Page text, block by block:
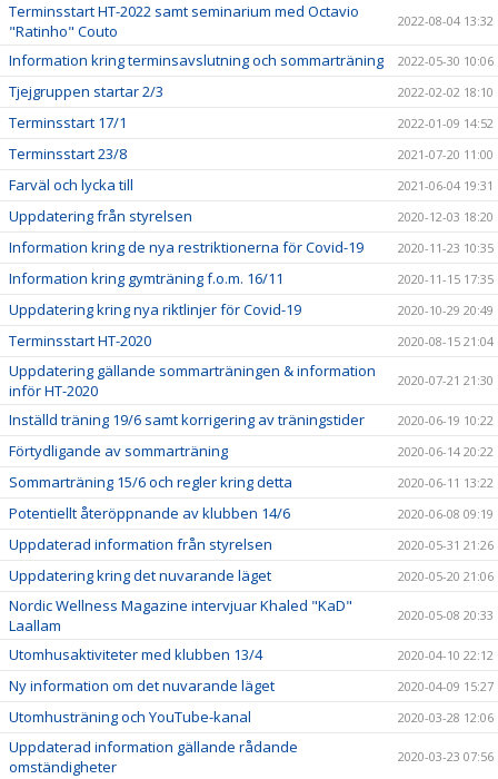
Terminsstart HT-2022 samt seminarium med Octavio
"Ratinho" Couto
2022-08-04 13:32
Information kring terminsavslutning och sommarträning 2022-05-30 10:06
Tjejgruppen startar 2/3 2022-02-02 18:10
Terminsstart 17/1 2022-01-09 14:52
Terminsstart 23/8 2021-07-20 11:00
Farväl och lycka till 2021-06-04 19:31
Uppdatering från styrelsen 2020-12-03 18:20
Information kring de nya restriktionerna för Covid-19 2020-11-23 10:35
Information kring gymträning f.o.m. 16/11 2020-11-15 17:35
Uppdatering kring nya riktlinjer för Covid-19 2020-10-29 20:49
Terminsstart HT-2020 2020-08-15 21:04
Uppdatering gällande sommarträningen & information
inför HT-2020
2020-07-21 21:30
Inställd träning 19/6 samt korrigering av träningstider 2020-06-19 10:22
Förtydligande av sommarträning 2020-06-14 20:22
Sommarträning 15/6 och regler kring detta 2020-06-11 13:22
Potentiellt återöppnande av klubben 14/6 2020-06-08 09:19
Uppdaterad information från styrelsen 2020-05-31 21:26
Uppdatering kring det nuvarande läget 2020-05-20 21:06
Nordic Wellness Magazine intervjuar Khaled "KaD"
Laallam
2020-05-08 20:33
Utomhusaktiviteter med klubben 13/4 2020-04-10 22:12
Ny information om det nuvarande läget 2020-04-09 15:27
Utomhusträning och YouTube-kanal 2020-03-28 12:06
Uppdaterad information gällande rådande
omständigheter
2020-03-23 07:56